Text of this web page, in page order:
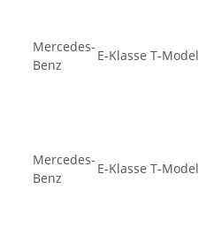
Mercedes-
Benz
E-Klasse T-Model
Mercedes-
Benz
E-Klasse T-Model